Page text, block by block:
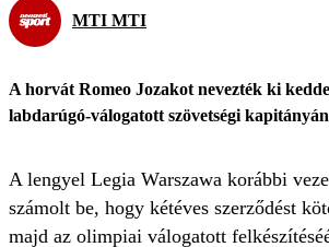
MTI MTI
A horvát Romeo Jozakot nevezték ki
labdarúgó-válogatott szövetségi
A lengyel Legia Warszawa korábbi
számolt be, hogy kétéves szerződést
majd az olimpiai válogatott